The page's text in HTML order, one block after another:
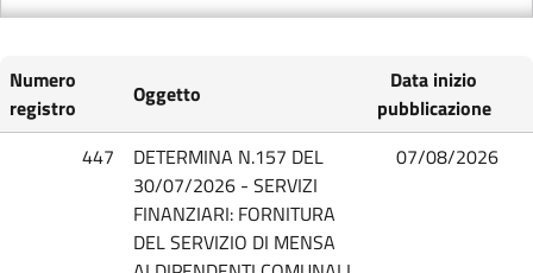
Numero
registro
Oggetto
Data inizio
pubblicazione
447
DETERMINA N.157 DEL
30/07/2026 - SERVIZI
FINANZIARI: FORNITURA
DEL SERVIZIO DI MENSA
07/08/2026